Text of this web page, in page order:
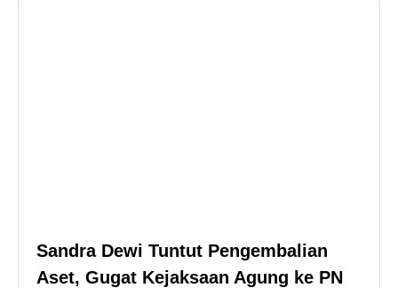
Sandra Dewi Tuntut Pengembalian
Aset, Gugat Kejaksaan Agung ke PN